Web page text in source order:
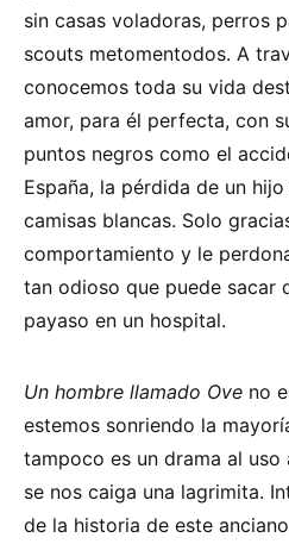
sin casas voladoras, perros
scouts metomentodos. A
conocemos toda su vida
amor, para él perfecta, con
puntos negros como el
España, la pérdida de un
camisas blancas. Solo
comportamiento y le
tan odioso que puede sacar
payaso en un hospital.
Un hombre llamado Ove no
estemos sonriendo la
tampoco es un drama al uso
se nos caiga una lagrimita.
de la historia de este